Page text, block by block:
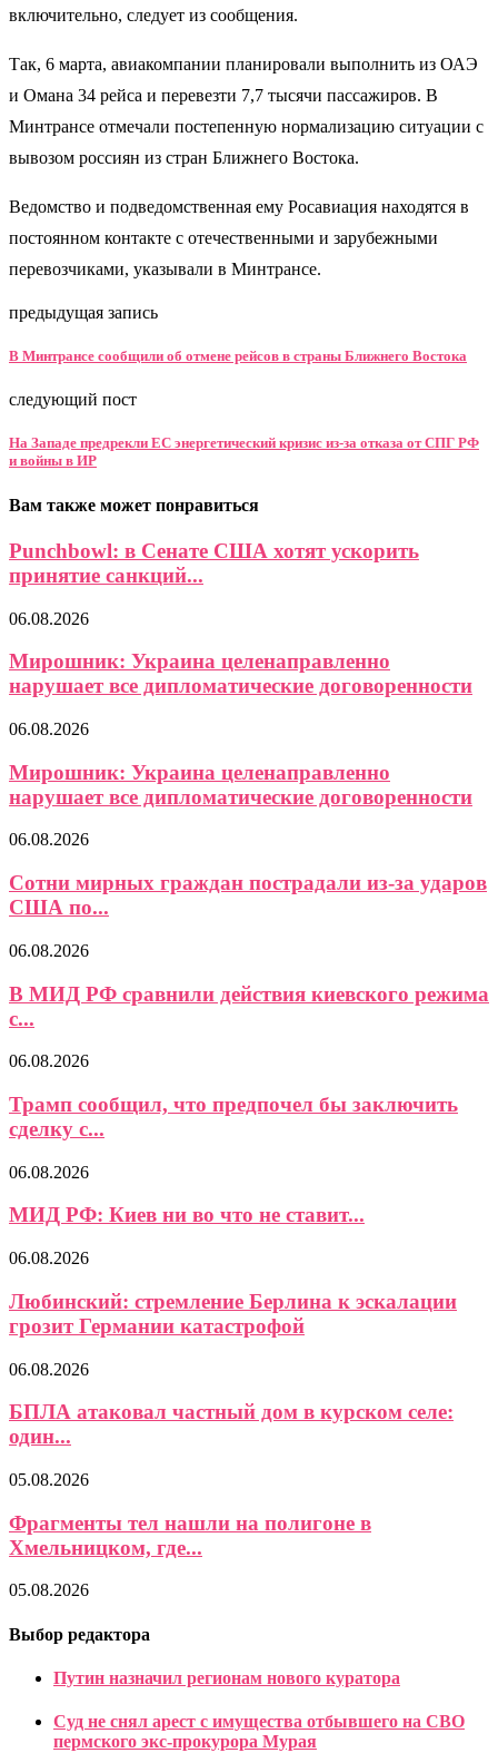
включительно, следует из сообщения.
Так, 6 марта, авиакомпании планировали выполнить из ОАЭ
и Омана 34 рейса и перевезти 7,7 тысячи пассажиров. В
Минтрансе отмечали постепенную нормализацию ситуации с
вывозом россиян из стран Ближнего Востока.
Ведомство и подведомственная ему Росавиация находятся в
постоянном контакте с отечественными и зарубежными
перевозчиками, указывали в Минтрансе.
предыдущая запись
В Минтрансе сообщили об отмене рейсов в страны Ближнего Востока
следующий пост
На Западе предрекли ЕС энергетический кризис из-за отказа от СПГ РФ
и войны в ИР
Вам также может понравиться
Punchbowl: в Сенате США хотят ускорить
принятие санкций...
06.08.2026
Мирошник: Украина целенаправленно
нарушает все дипломатические договоренности
06.08.2026
Мирошник: Украина целенаправленно
нарушает все дипломатические договоренности
06.08.2026
Сотни мирных граждан пострадали из-за ударов
США по...
06.08.2026
В МИД РФ сравнили действия киевского режима
с...
06.08.2026
Трамп сообщил, что предпочел бы заключить
сделку с...
06.08.2026
МИД РФ: Киев ни во что не ставит...
06.08.2026
Любинский: стремление Берлина к эскалации
грозит Германии катастрофой
06.08.2026
БПЛА атаковал частный дом в курском селе:
один...
05.08.2026
Фрагменты тел нашли на полигоне в
Хмельницком, где...
05.08.2026
Выбор редактора
Путин назначил регионам нового куратора
Суд не снял арест с имущества отбывшего на СВО
пермского экс-прокурора Мурая